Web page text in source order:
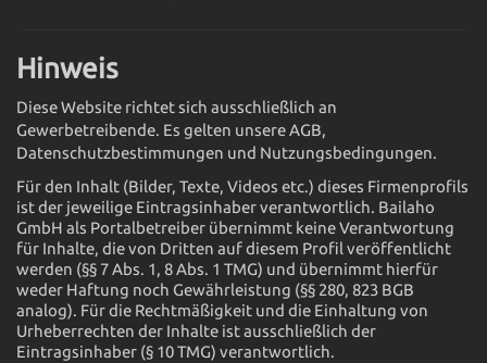
Hinweis
Diese Website richtet sich ausschließlich an
Gewerbetreibende. Es gelten unsere AGB,
Datenschutzbestimmungen und Nutzungsbedingungen.
Für den Inhalt (Bilder, Texte, Videos etc.) dieses Firmenprofils
ist der jeweilige Eintragsinhaber verantwortlich. Bailaho
GmbH als Portalbetreiber übernimmt keine Verantwortung
für Inhalte, die von Dritten auf diesem Profil veröffentlicht
werden (§§ 7 Abs. 1, 8 Abs. 1 TMG) und übernimmt hierfür
weder Haftung noch Gewährleistung (§§ 280, 823 BGB
analog). Für die Rechtmäßigkeit und die Einhaltung von
Urheberrechten der Inhalte ist ausschließlich der
Eintragsinhaber (§ 10 TMG) verantwortlich.